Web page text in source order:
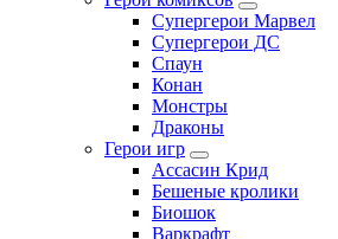
Супергерои Марвел
Супергерои ДС
Спаун
Конан
Монстры
Драконы
Герои игр
Ассасин Крид
Бешеные кролики
Биошок
Варкрафт